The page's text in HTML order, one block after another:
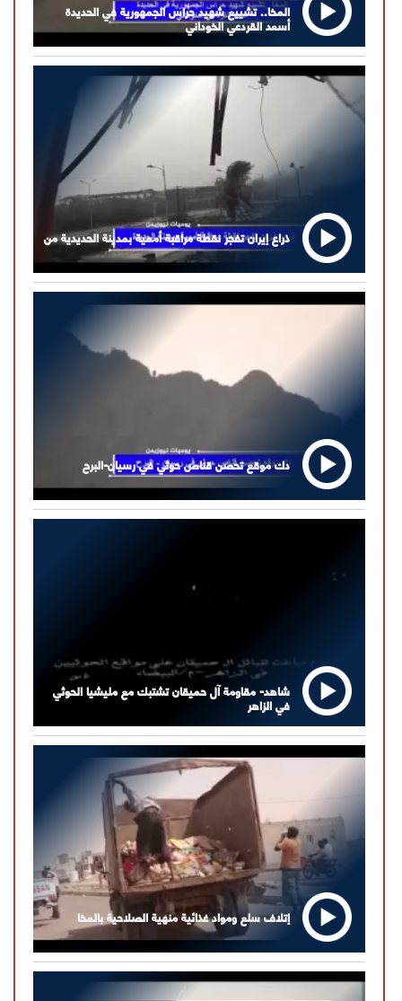
المخا.. تشييع شهيد حراس الجمهورية في الحديدة
أسعد القردعي الخوداني
ذراع إيران تفجر نقطة مراقبة أممية بمدينة الحديدية من
دك موقع تحصن قناص حوثي في رسيان-البرح
شاهد- مقاومة آل حميقان تشتبك مع مليشيا الحوثي
في الزاهر
إتلاف سلع ومواد غذائية منهية الصلاحية بالمخا